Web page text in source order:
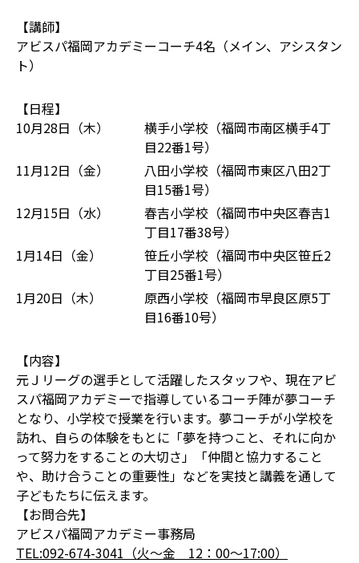
【講師】
アビスパ福岡アカデミーコーチ4名（メイン、アシスタン
ト）
【日程】
10月28日（木）
横手小学校（福岡市南区横手4丁
目22番1号）
11月12日（金）
八田小学校（福岡市東区八田2丁
目15番1号）
12月15日（水）
春吉小学校（福岡市中央区春吉1
丁目17番38号）
1月14日（金）
笹丘小学校（福岡市中央区笹丘2
丁目25番1号）
1月20日（木）
原西小学校（福岡市早良区原5丁
目16番10号）
【内容】
元Ｊリーグの選手として活躍したスタッフや、現在アビ
スパ福岡アカデミーで指導しているコーチ陣が夢コーチ
となり、小学校で授業を行います。夢コーチが小学校を
訪れ、自らの体験をもとに「夢を持つこと、それに向か
って努力をすることの大切さ」「仲間と協力すること
や、助け合うことの重要性」などを実技と講義を通して
子どもたちに伝えます。
【お問合先】
アビスパ福岡アカデミー事務局
TEL:092-674-3041（火～金 12：00～17:00）